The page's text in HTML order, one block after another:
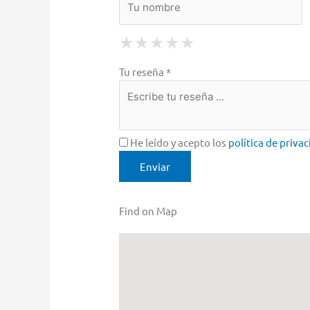
★ 1 Star
★ ★ 2 Stars
★ ★ ★ 3 Stars
★ ★ ★ ★ 4 Stars
★ ★ ★ ★ ★
Tu reseña *
He leído y acepto los política de
Find on Map